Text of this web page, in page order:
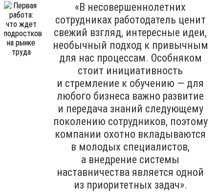
«В несовершеннолетних
сотрудниках работодатель ценит
свежий взгляд, интересные идеи,
необычный подход к привычным
для нас процессам. Особняком
стоит инициативность
и стремление к обучению — для
любого бизнеса важно развитие
и передача знаний следующему
поколению сотрудников, поэтому
компании охотно вкладываются
в молодых специалистов,
а внедрение системы
наставничества является одной
из приоритетных задач».